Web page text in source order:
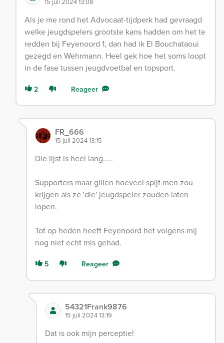
Als je me rond het Advocaat-tijdperk had gevraagd
welke jeugdspelers grootste kans hadden om het te
redden bij Feyenoord 1, dan had ik El Bouchataoui
gezegd en Wehrmann. Heel gek hoe het soms loopt
in de fase tussen jeugdvoetbal en topsport.
2 Reageer
FR_666
15 juli 2024 13:15
Die lijst is heel lang.....
Supporters maar gillen hoeveel spijt men zou
krijgen als ze 'die' jeugdspeler zouden laten
lopen.
Tot op heden heeft Feyenoord het volgens mij
nog niet echt mis gehad.
5 Reageer
54321Frank9876
15 juli 2024 13:19
Dat is ook mijn perceptie!